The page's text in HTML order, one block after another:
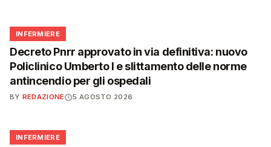
🩺
INFERMIERE
Decreto Pnrr approvato in via definitiva: nuovo
Policlinico Umberto I e slittamento delle norme
antincendio per gli ospedali
BY REDAZIONE 5 AGOSTO 2026
🩺
INFERMIERE